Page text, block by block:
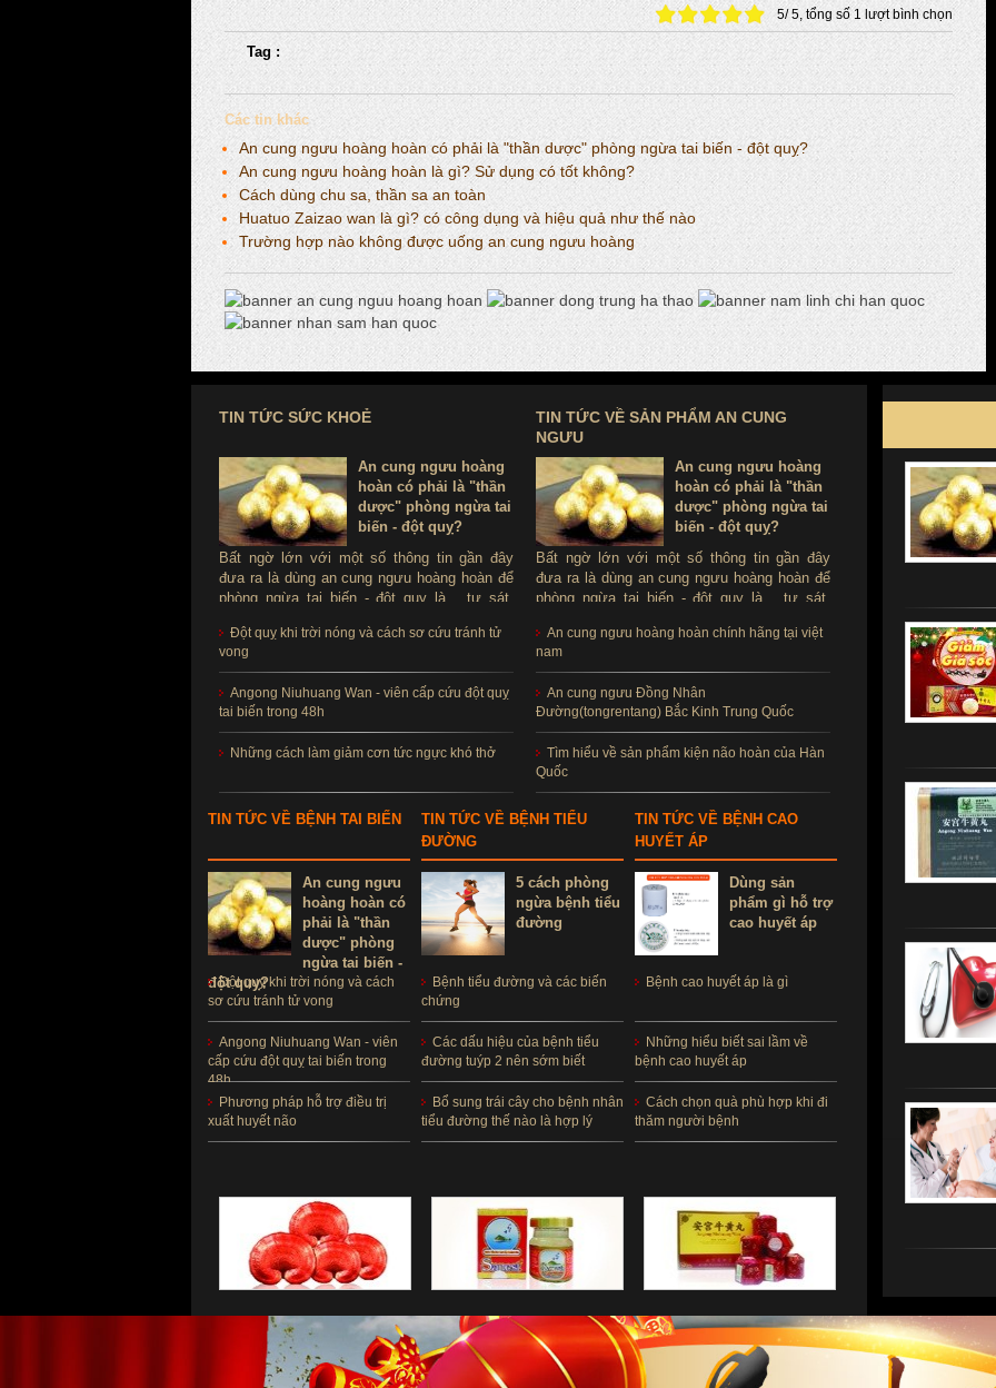
5/5, tổng số 1 lượt bình chọn
Tag :
Các tin khác
An cung ngưu hoàng hoàn có phải là "thần dược" phòng ngừa tai biến - đột quỵ?
An cung ngưu hoàng hoàn là gì? Sử dụng có tốt không?
Cách dùng chu sa, thần sa an toàn
Huatuo Zaizao wan là gì? có công dụng và hiệu quả như thế nào
Trường hợp nào không được uống an cung ngưu hoàng
TIN TỨC SỨC KHOẺ
An cung ngưu hoàng
hoàn có phải là "thần
dược" phòng ngừa tai
biến - đột quỵ?
Bất ngờ lớn với một số thông tin gần đây
đưa ra là dùng an cung ngưu hoàng hoàn để
phòng ngừa tai biến - đột quỵ là ...tự sát.
để phòng tai biến - đột quỵ không?
Đột quỵ khi trời nóng và cách sơ cứu tránh tử
vong
Angong Niuhuang Wan - viên cấp cứu đột quỵ
tai biến trong 48h
Những cách làm giảm cơn tức ngực khó thở
TIN TỨC VỀ SẢN PHẨM AN CUNG
NGƯU
An cung ngưu hoàng
hoàn có phải là "thần
dược" phòng ngừa tai
biến - đột quỵ?
Bất ngờ lớn với một số thông tin gần đây
đưa ra là dùng an cung ngưu hoàng hoàn để
phòng ngừa tai biến - đột quỵ là ...tự sát.
để phòng tai biến - đột quỵ không?
An cung ngưu hoàng hoàn chính hãng tại việt
nam
An cung ngưu Đồng Nhân
Đường(tongrentang) Bắc Kinh Trung Quốc
Tìm hiểu về sản phẩm kiện não hoàn của Hàn
Quốc
TIN TỨC VỀ BỆNH TAI BIẾN
An cung ngưu
hoàng hoàn có
phải là "thần
dược" phòng
ngừa tai biến -
đột quỵ?
Đột quỵ khi trời nóng và cách
sơ cứu tránh tử vong
Angong Niuhuang Wan - viên
cấp cứu đột quỵ tai biến trong
48h
Phương pháp hỗ trợ điều trị
xuất huyết não
TIN TỨC VỀ BỆNH TIỂU
ĐƯỜNG
5 cách phòng
ngừa bệnh tiểu
đường
Bệnh tiểu đường và các biến
chứng
Các dấu hiệu của bệnh tiểu
đường tuýp 2 nên sớm biết
Bổ sung trái cây cho bệnh nhân
tiểu đường thế nào là hợp lý
TIN TỨC VỀ BỆNH CAO
HUYẾT ÁP
Dùng sản
phẩm gì hỗ trợ
cao huyết áp
Bệnh cao huyết áp là gì
Những hiểu biết sai lầm về
bệnh cao huyết áp
Cách chọn quà phù hợp khi đi
thăm người bệnh